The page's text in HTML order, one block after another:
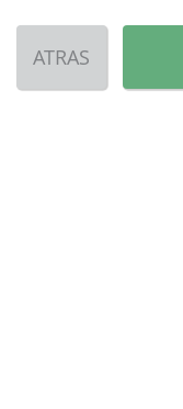
ATRAS